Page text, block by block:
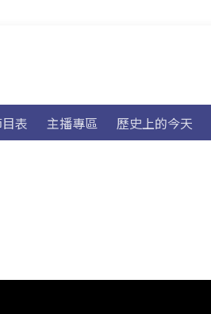
表 主播專區 歷史上的今天